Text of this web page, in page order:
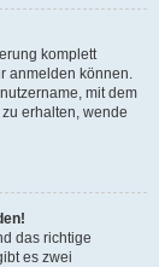
komplett
anmelden können.
mit dem
erhalten, wende
das richtige
es zwei